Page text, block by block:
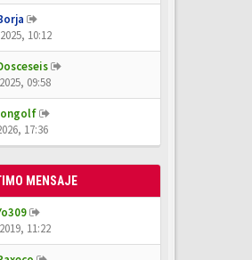
10:12
09:58
17:36
MENSAJE
11:22